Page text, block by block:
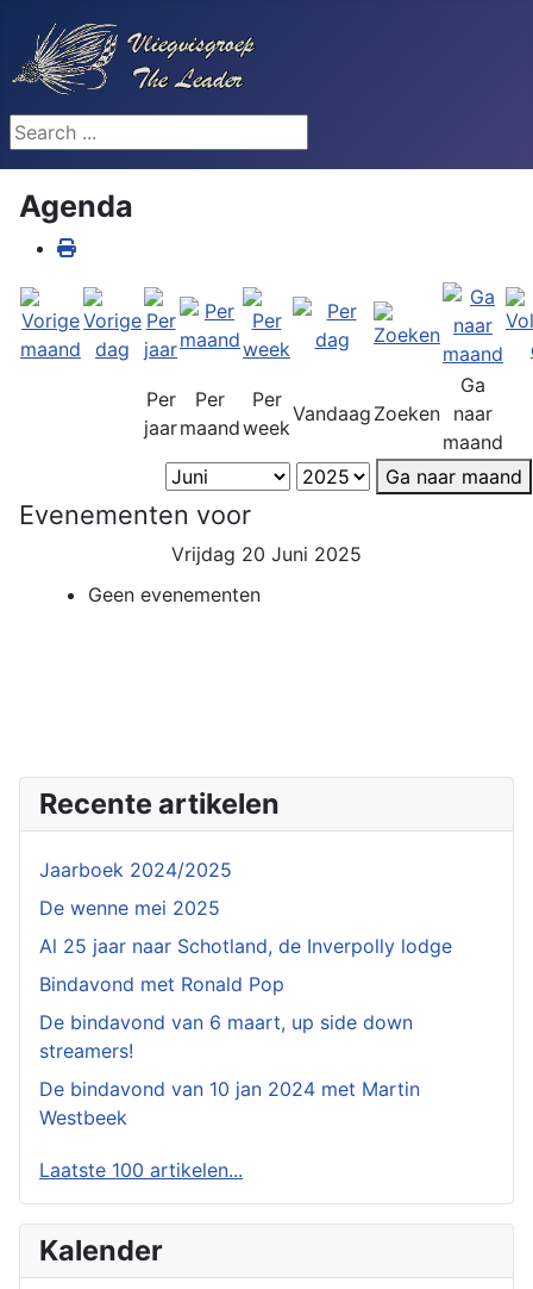
Search ...
Agenda
Per
jaar
Per
maand
Per
week
Vandaag Zoeken
Ga
naar
maand
Ga naar maand
Evenementen voor
Vrijdag 20 Juni 2025
Geen evenementen
Recente artikelen
Jaarboek 2024/2025
De wenne mei 2025
Al 25 jaar naar Schotland, de Inverpolly lodge
Bindavond met Ronald Pop
De bindavond van 6 maart, up side down
streamers!
De bindavond van 10 jan 2024 met Martin
Westbeek
Laatste 100 artikelen...
Kalender